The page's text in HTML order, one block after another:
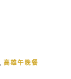
高雄午晚餐